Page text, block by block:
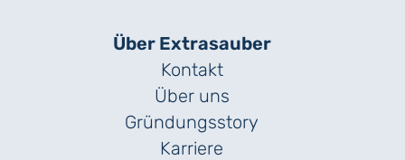
Über Extrasauber
Kontakt
Über uns
Gründungs­story
Karriere